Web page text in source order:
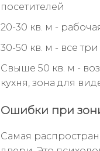
посетителей
20-30 кв. м -
30-50 кв. м - все
Свыше 50 кв. м -
кухня, зона для
Ошибки при
Самая